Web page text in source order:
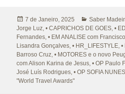
Publicado
a
7 de Janeiro, 2025 Categorias
Saber
Jorge Luz,• CAPRICHOS DE GOES,•
Fernandes,• EM ANALISE com
Lisandra Gonçalves,• HR_LIFESTYLE,
Barroso Cruz,• MOTORES e o novo
com Alison Karina de Jesus,• OP Paulo
José Luís Rodrigues,• OP SOFIA NUNES
"World Travel Awards"